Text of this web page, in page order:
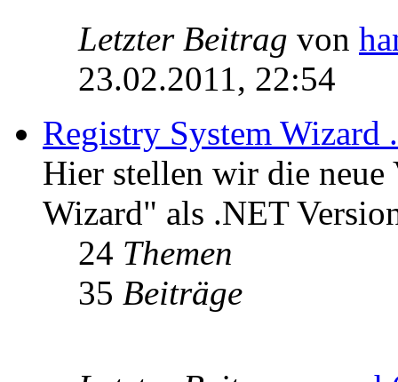
Letzter Beitrag von
23.02.2011, 22:54
Registry System Wizard
Hier stellen wir die neue
Wizard" als .NET
24 Themen
35 Beiträge